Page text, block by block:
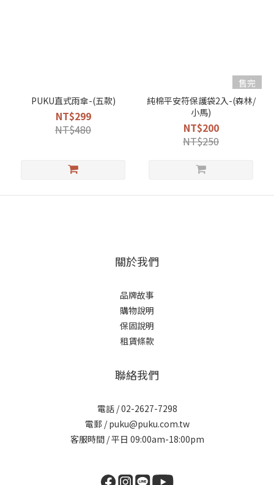
PUKU直式雨傘-(五款)
NT$299
NT$480
售完
純棉平安符保護袋2入-(森林/
小馬)
NT$200
NT$250
關於我們
品牌故事
購物說明
保固說明
租賃條款
聯絡我們
電話 / 02-2627-7298
電郵 / puku@puku.com.tw
客服時間 / 平日 09:00am-18:00pm